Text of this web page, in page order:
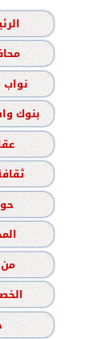
نواب
بنوك